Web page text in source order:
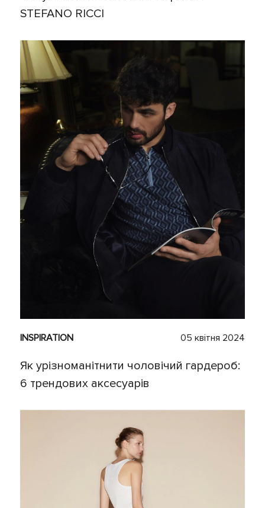
STEFANO RICCI
INSPIRATION 05 квітня 2024
Як урізноманітнити чоловічий гардероб:
6 трендових аксесуарів